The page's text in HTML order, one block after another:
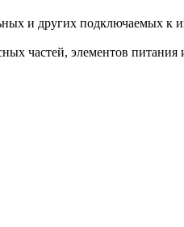
и других подключаемых к
частей, элементов питания